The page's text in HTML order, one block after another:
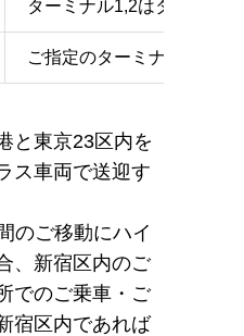
ターミナル1,2はターミナ
ご指定のターミナルのエン
と東京23区内を
ス車両で送迎す
のご移動にハイ
、新宿区内のご
でのご乗車・ご
宿区内であれば